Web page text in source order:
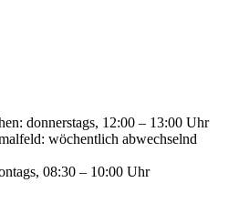
donnerstags, 12:00 – 13:00 Uhr
wöchentlich abwechselnd
08:30 – 10:00 Uhr